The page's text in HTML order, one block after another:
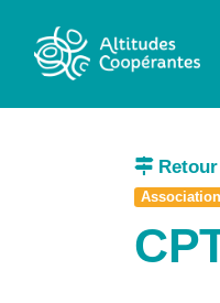
Aller au contenu
Retour
Association